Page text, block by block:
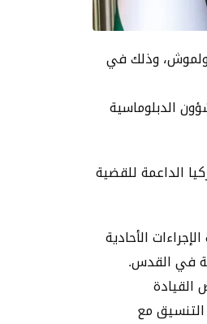
وذلك في
الدبلوماسية
الداعمة للقضية
الأحادية
في القدس.
في شهر ١١ القادم، موكدا حرص القيادة
مع